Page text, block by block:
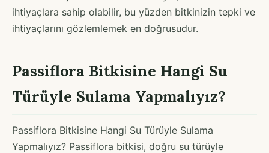
ihtiyaçlara sahip olabilir, bu yüzden bitkinizin tepki ve
ihtiyaçlarını gözlemlemek en doğrusudur.
Passiflora Bitkisine Hangi Su
Türüyle Sulama Yapmalıyız?
Passiflora Bitkisine Hangi Su Türüyle Sulama
Yapmalıyız? Passiflora bitkisi, doğru su türüyle